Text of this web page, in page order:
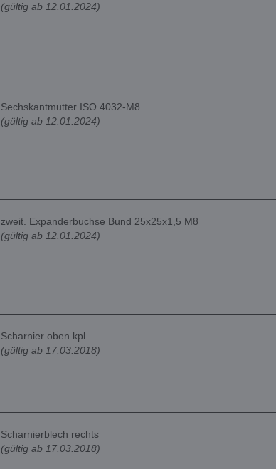
(gültig ab 12.01.2024)
Sechskantmutter ISO 4032-M8
(gültig ab 12.01.2024)
zweit. Expanderbuchse Bund 25x25x1,5 M8
(gültig ab 12.01.2024)
Scharnier oben kpl.
(gültig ab 17.03.2018)
Scharnierblech rechts
(gültig ab 17.03.2018)